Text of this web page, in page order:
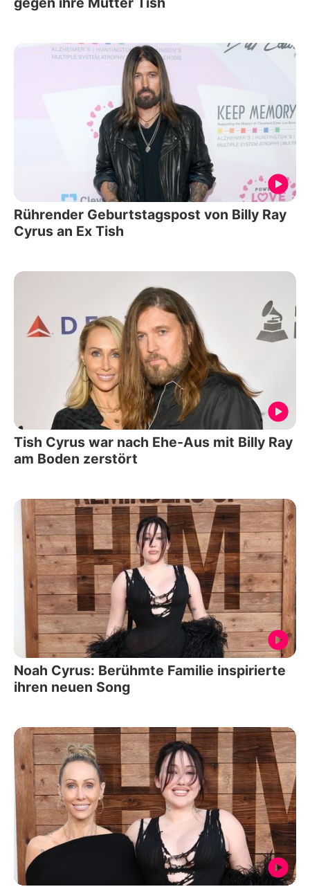
Rührender Geburtstagspost von Billy Ray
Cyrus an Ex Tish
Tish Cyrus war nach Ehe-Aus mit Billy Ray
am Boden zerstört
Noah Cyrus: Berühmte Familie inspirierte
ihren neuen Song